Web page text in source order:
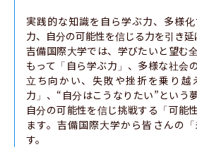
実践的な知識を自ら学ぶ力、多様
力、自分の可能性を信じる力を引き延
吉備国際大学では、学びたいと望む
もって「自ら学ぶ力」、多様な社会
立ち向かい、失敗や挫折を乗り越
力」、“自分はこうなりたい”という
自分の可能性を信じ挑戦する「可能
ます。吉備国際大学から皆さんの
す。